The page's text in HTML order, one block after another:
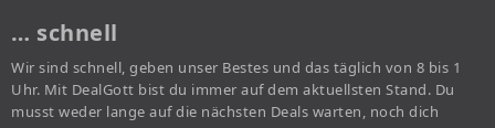
… schnell
Wir sind schnell, geben unser Bestes und das täglich von 8 bis 1
Uhr. Mit DealGott bist du immer auf dem aktuellsten Stand. Du
musst weder lange auf die nächsten Deals warten, noch dich